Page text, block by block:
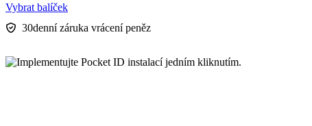
Vybrat balíček
30denní záruka vrácení peněz